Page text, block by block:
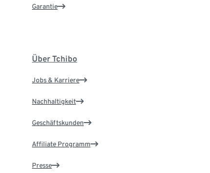
Garantie
Über Tchibo
Jobs & Karriere
Nachhaltigkeit
Geschäftskunden
Affiliate Programm
Presse